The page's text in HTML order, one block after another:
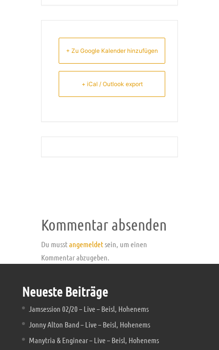
+ Zu Google Kalender hinzufügen
+ iCal / Outlook export
Kommentar absenden
Du musstangemeldet sein, um einen
Kommentar abzugeben.
Neueste Beiträge
Jamsession 02/20 – Live – Beisl, Hohenems
Jonny Alton Band – Live – Beisl, Hohenems
Manytria & Enginear – Live – Beisl, Hohenems